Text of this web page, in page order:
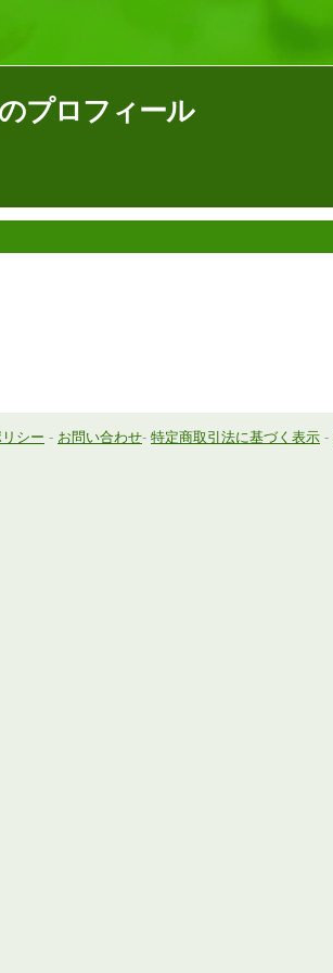
プロフィール
シー - お問い合わせ- 特定商取引法に基づく表示 -